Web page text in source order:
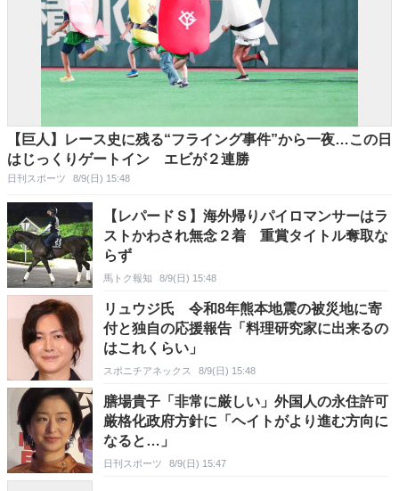
【巨人】レース史に残る“フライング事件”から一夜…この日
はじっくりゲートイン エビが２連勝
日刊スポーツ 8/9(日) 15:48
【レパードＳ】海外帰りパイロマンサーはラ
ストかわされ無念２着 重賞タイトル奪取な
らず
馬トク報知 8/9(日) 15:48
リュウジ氏 令和8年熊本地震の被災地に寄
付と独自の応援報告「料理研究家に出来るの
はこれくらい」
スポニチアネックス 8/9(日) 15:48
膳場貴子「非常に厳しい」外国人の永住許可
厳格化政府方針に「ヘイトがより進む方向に
なると…」
日刊スポーツ 8/9(日) 15:47